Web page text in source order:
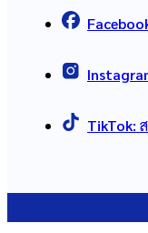
TikTok: